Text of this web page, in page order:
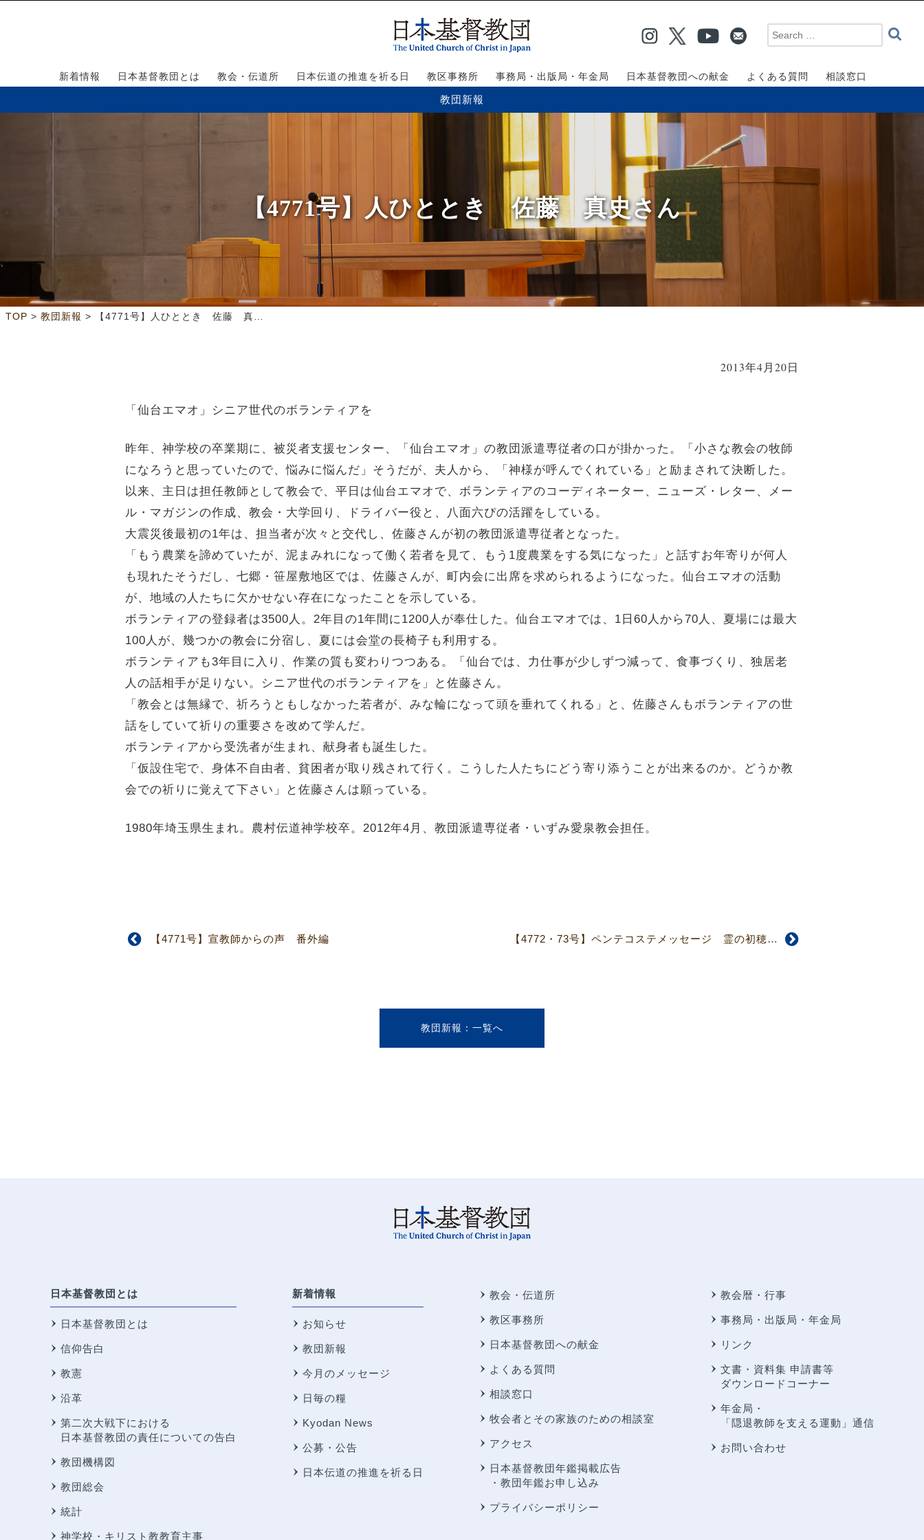
新着情報 日本基督教団とは 教会・伝道所 日本伝道の推進を祈る日 教区事務所 事務局・出版局・年金局 日本基督教団への献金 よくある質問 相談窓口
教団新報
【4771号】人ひととき 佐藤 真史さん
TOP > 教団新報 > 【4771号】人ひととき 佐藤 真史さん
2013年4月20日
「仙台エマオ」シニア世代のボランティアを
昨年、神学校の卒業期に、被災者支援センター、「仙台エマオ」の教団派遣専従者の口が掛かった。「小さな教会の牧師
になろうと思っていたので、悩みに悩んだ」そうだが、夫人から、「神様が呼んでくれている」と励まされて決断した。
以来、主日は担任教師として教会で、平日は仙台エマオで、ボランティアのコーディネーター、ニューズ・レター、メー
ル・マガジンの作成、教会・大学回り、ドライバー役と、八面六ぴの活躍をしている。
大震災後最初の1年は、担当者が次々と交代し、佐藤さんが初の教団派遣専従者となった。
「もう農業を諦めていたが、泥まみれになって働く若者を見て、もう1度農業をする気になった」と話すお年寄りが何人
も現れたそうだし、七郷・笹屋敷地区では、佐藤さんが、町内会に出席を求められるようになった。仙台エマオの活動
が、地域の人たちに欠かせない存在になったことを示している。
ボランティアの登録者は3500人。2年目の1年間に1200人が奉仕した。仙台エマオでは、1日60人から70人、夏場には最大
100人が、幾つかの教会に分宿し、夏には会堂の長椅子も利用する。
ボランティアも3年目に入り、作業の質も変わりつつある。「仙台では、力仕事が少しずつ減って、食事づくり、独居老
人の話相手が足りない。シニア世代のボランティアを」と佐藤さん。
「教会とは無縁で、祈ろうともしなかった若者が、みな輪になって頭を垂れてくれる」と、佐藤さんもボランティアの世
話をしていて祈りの重要さを改めて学んだ。
ボランティアから受洗者が生まれ、献身者も誕生した。
「仮設住宅で、身体不自由者、貧困者が取り残されて行く。こうした人たちにどう寄り添うことが出来るのか。どうか教
会での祈りに覚えて下さい」と佐藤さんは願っている。
1980年埼玉県生まれ。農村伝道神学校卒。2012年4月、教団派遣専従者・いずみ愛泉教会担任。
【4771号】宣教師からの声 番外編 【4772・73号】ペンテコステメッセージ 霊の初穂をいただいているわたしたち
教団新報
日本基督教団とは
日本基督教団とは
信仰告白
教憲
沿革
第二次大戦下における
日本基督教団の責任についての告白
教団機構図
教団総会
統計
神学校・キリスト教教育主事
新着情報
お知らせ
教団新報
今月のメッセージ
日毎の糧
Kyodan News
公募・公告
日本伝道の推進を祈る日
教会・伝道所
教区事務所
日本基督教団への献金
よくある質問
相談窓口
牧会者とその家族のための相談室
アクセス
日本基督教団年鑑掲載広告
・教団年鑑お申し込み
プライバシーポリシー
教会暦・行事
事務局・出版局・年金局
リンク
文書・資料集 申請書等
ダウンロードコーナー
年金局・
「隠退教師を支える運動」通信
お問い合わせ